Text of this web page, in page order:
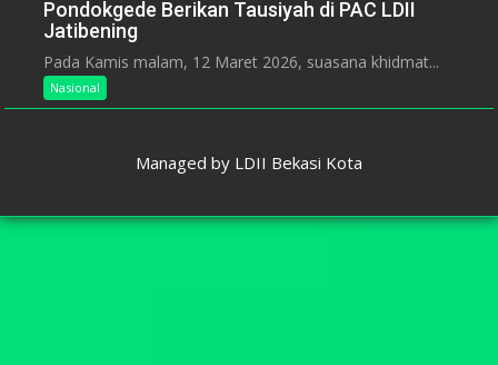
Pondokgede Berikan Tausiyah di PAC LDII
Jatibening
Pada Kamis malam, 12 Maret 2026, suasana khidmat...
Nasional
Managed by LDII Bekasi Kota